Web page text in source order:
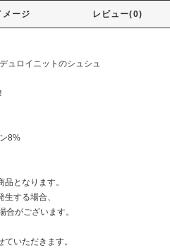
メージ レビュー(0)
ュロイニットのシュシュ
8%
となります。
する場合、
がございます。
いただきます。